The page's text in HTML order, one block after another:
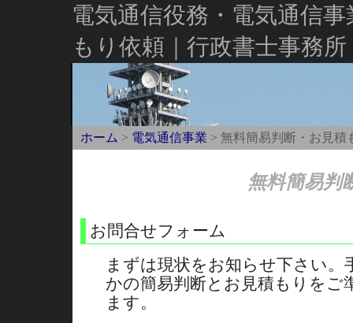
電気通信役務・電気通信
もり依頼｜行政書士事務所
ホーム > 電気通信事業 > 無料簡易判断・お見積
無料簡易判
お問合せフォーム
まずは現状をお知らせ下さい。
かの簡易判断とお見積もりをご
ます。